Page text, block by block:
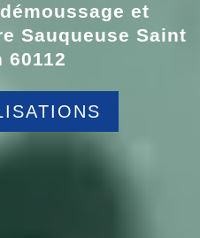
et
Sauqueuse Saint
60112